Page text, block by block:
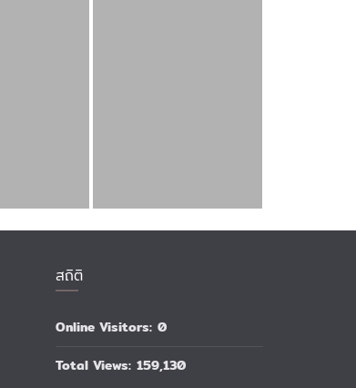
สถิติ
Online Visitors: 0
Total Views: 159,130